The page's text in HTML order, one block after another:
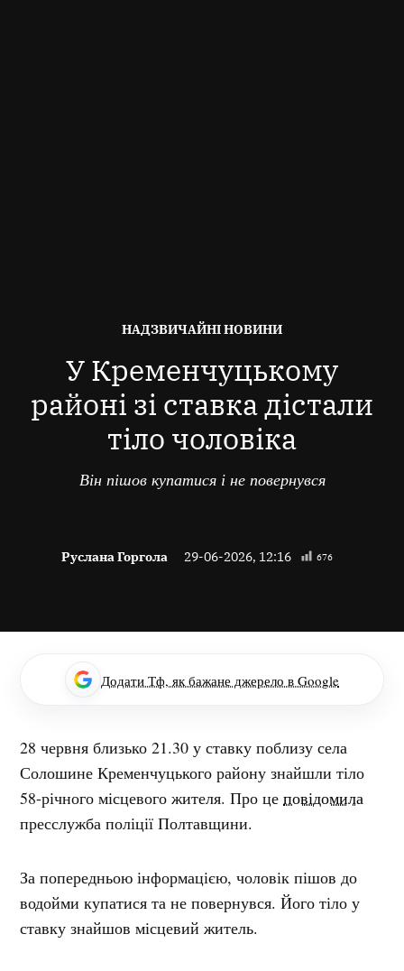
ОПУБЛІКОВАНО
НАДЗВИЧАЙНІ НОВИНИ
У Кременчуцькому
районі зі ставка дістали
тіло чоловіка
Він пішов купатися і не повернувся
Руслана Горгола 29-06-2026, 12:16 676
Додати Тф, як бажане джерело в Google
28 червня близько 21.30 у ставку поблизу села
Солошине Кременчуцького району знайшли тіло
58-річного місцевого жителя. Про цеповідомила
пресслужба поліції Полтавщини.
За попередньою інформацією, чоловік пішов до
водойми купатися та не повернувся. Його тіло у
ставку знайшов місцевий житель.